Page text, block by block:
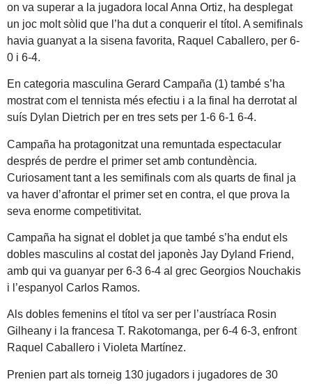
on va superar a la jugadora local Anna Ortiz, ha desplegat
un joc molt sòlid que l’ha dut a conquerir el títol. A semifinals
havia guanyat a la sisena favorita, Raquel Caballero, per 6-
0 i 6-4.
En categoria masculina Gerard Campaña (1) també s’ha
mostrat com el tennista més efectiu i a la final ha derrotat al
suís Dylan Dietrich per en tres sets per 1-6 6-1 6-4.
Campaña ha protagonitzat una remuntada espectacular
després de perdre el primer set amb contundència.
Curiosament tant a les semifinals com als quarts de final ja
va haver d’afrontar el primer set en contra, el que prova la
seva enorme competitivitat.
Campaña ha signat el doblet ja que també s’ha endut els
dobles masculins al costat del japonès Jay Dyland Friend,
amb qui va guanyar per 6-3 6-4 al grec Georgios Nouchakis
i l’espanyol Carlos Ramos.
Als dobles femenins el títol va ser per l’austríaca Rosin
Gilheany i la francesa T. Rakotomanga, per 6-4 6-3, enfront
Raquel Caballero i Violeta Martínez.
Prenien part als torneig 130 jugadors i jugadores de 30